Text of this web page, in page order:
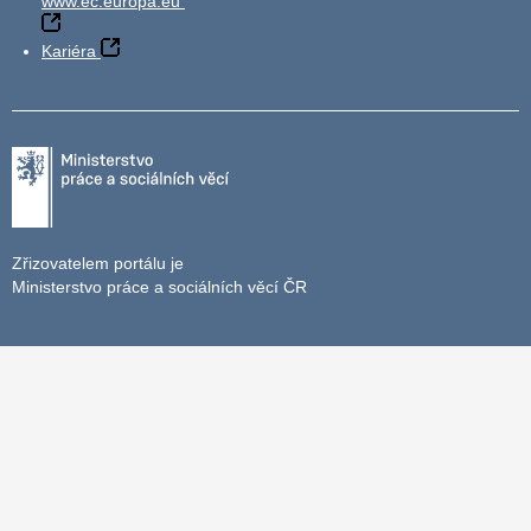
Kariéra
Zřizovatelem portálu je
Ministerstvo práce a sociálních věcí ČR